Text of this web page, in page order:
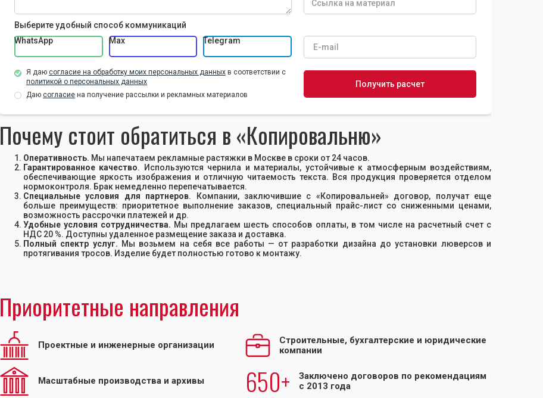
Выберите удобный способ коммуникаций
WhatsApp
Max Telegram
Я даю согласие на обработку моих персональных данных в соответствии с
политикой о персональных данных
Даю согласие на получение рассылки и рекламных материалов
Почему стоит обратиться в «Копировальню»
Оперативность. Мы напечатаем рекламные растяжки в Москве в сроки от 24 часов.
Гарантированное качество. Используются чернила и материалы, устойчивые к атмосферным воздействиям,
обеспечивающие яркость изображения и отличную читаемость текста. Вся продукция проверяется отделом
нормоконтроля. Брак немедленно перепечатывается.
Специальные условия для партнеров. Компании, заключившие с «Копировальней» договор, получат еще
больше преимуществ: приоритетное выполнение заказов, специальный прайс-лист со сниженными ценами,
возможность рассрочки платежей и др.
Удобные условия сотрудничества. Мы предлагаем шесть способов оплаты, в том числе на расчетный счет с
НДС 20 %. Доступны удаленное размещение заказа и доставка.
Полный спектр услуг. Мы возьмем на себя все работы — от разработки дизайна до установки люверсов и
протягивания тросов. Изделие будет полностью готово к монтажу.
Приоритетные направления
Проектные и инженерные организации
Строительные, бухгалтерские и юридические
компании
Масштабные производства и архивы 650+
Заключено договоров по рекомендациям
с 2013 года